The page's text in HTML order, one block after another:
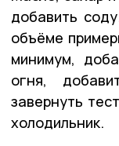
добавить
объёме
минимум,
огня,
завернуть
холодильник.